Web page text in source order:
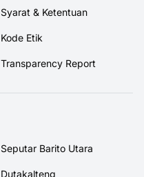
Syarat & Ketentuan
Kode Etik
Transparency Report
Seputar Barito Utara
Dutakalteng